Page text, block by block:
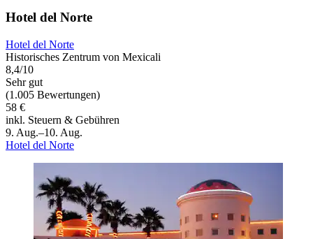
Hotel del Norte
Hotel del Norte
Historisches Zentrum von Mexicali
8,4/10
Sehr gut
(1.005 Bewertungen)
58 €
inkl. Steuern & Gebühren
9. Aug.–10. Aug.
Hotel del Norte